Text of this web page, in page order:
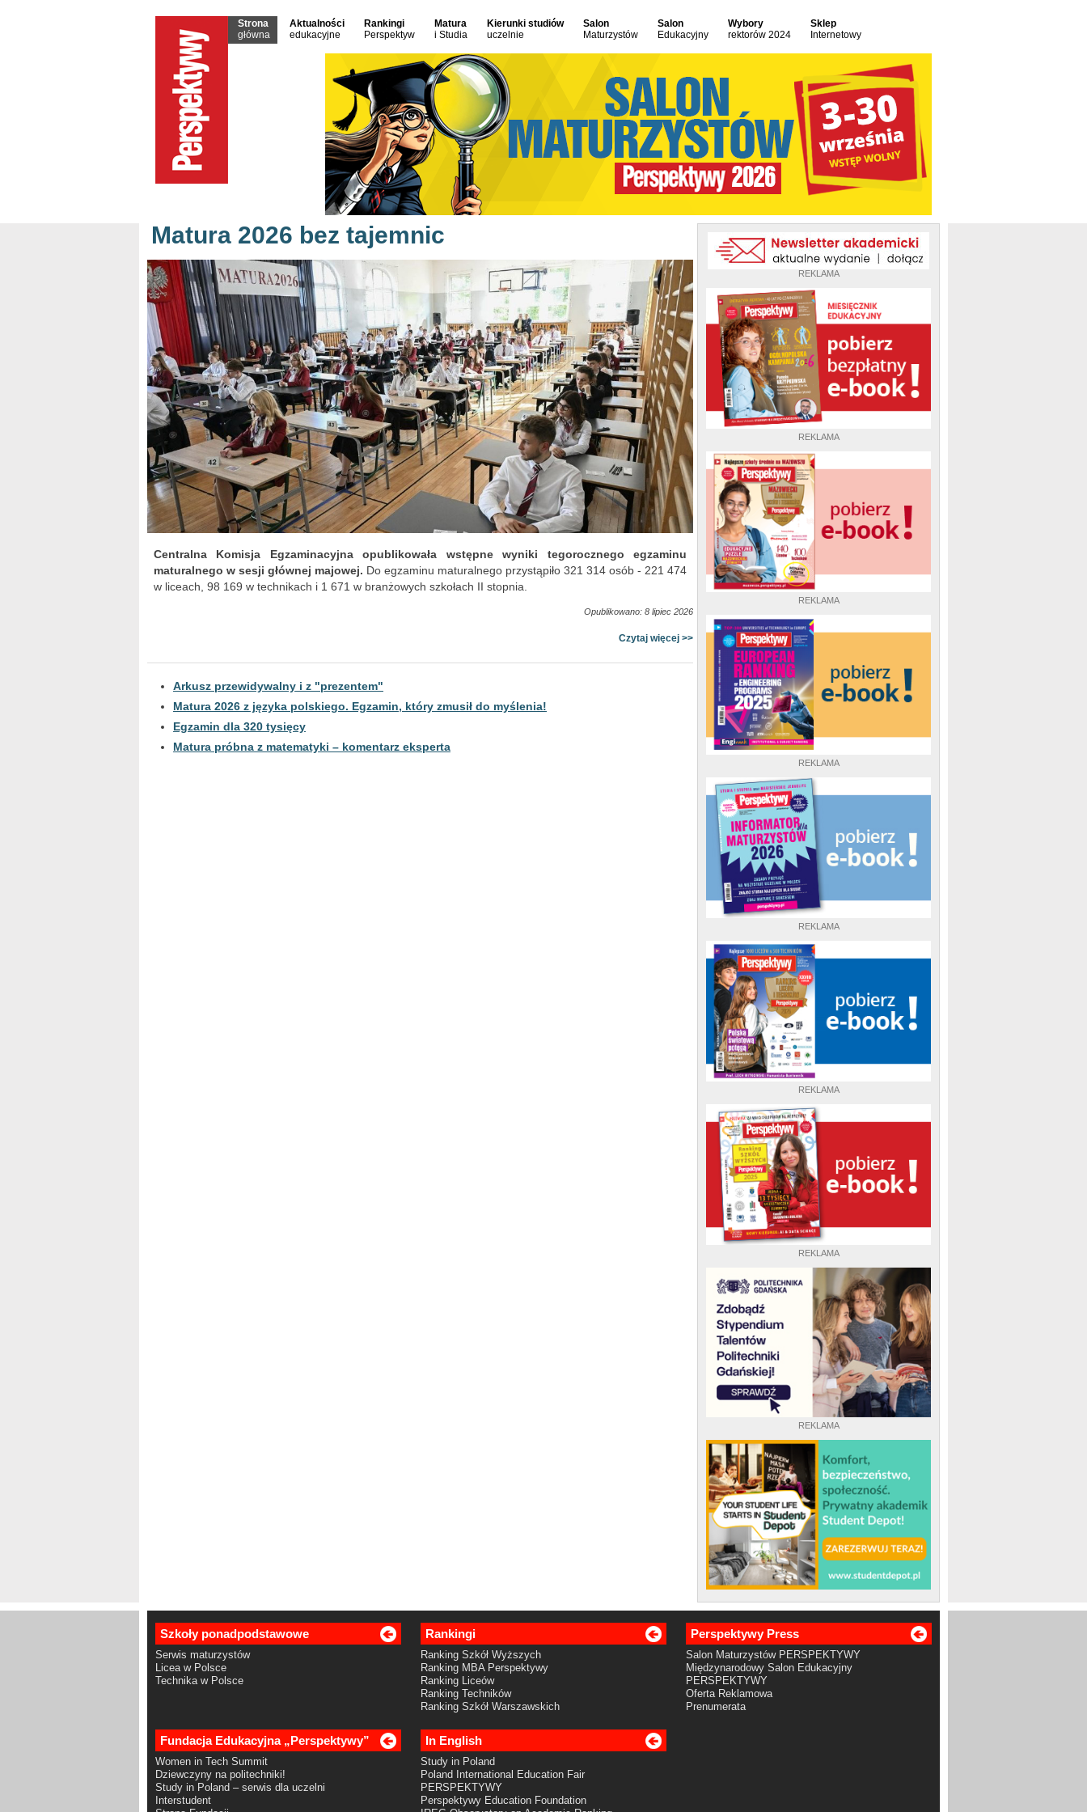
Strona
główna
Aktualności
edukacyjne
Rankingi
Perspektyw
Matura
i Studia
Kierunki studiów
uczelnie
Salon
Maturzystów
Salon
Edukacyjny
Wybory
rektorów 2024
Sklep
Internetowy
REKLAMA
REKLAMA
REKLAMA
REKLAMA
REKLAMA
REKLAMA
REKLAMA
REKLAMA
Matura 2026 bez tajemnic
Centralna Komisja Egzaminacyjna opublikowała wstępne wyniki tegorocznego egzaminu
maturalnego w sesji głównej majowej. Do egzaminu maturalnego przystąpiło 321 314 osób - 221 474
w liceach, 98 169 w technikach i 1 671 w branżowych szkołach II stopnia.
Opublikowano: 8 lipiec 2026
Czytaj więcej >>
Arkusz przewidywalny i z "prezentem"
Matura 2026 z języka polskiego. Egzamin, który zmusił do myślenia!
Egzamin dla 320 tysięcy
Matura próbna z matematyki – komentarz eksperta
Szkoły ponadpodstawowe
Serwis maturzystów
Licea w Polsce
Technika w Polsce
Rankingi
Ranking Szkół Wyższych
Ranking MBA Perspektywy
Ranking Liceów
Ranking Techników
Ranking Szkół Warszawskich
Perspektywy Press
Salon Maturzystów PERSPEKTYWY
Międzynarodowy Salon Edukacyjny
PERSPEKTYWY
Oferta Reklamowa
Prenumerata
Fundacja Edukacyjna „Perspektywy”
Women in Tech Summit
Dziewczyny na politechniki!
Study in Poland – serwis dla uczelni
Interstudent
In English
Study in Poland
Poland International Education Fair
PERSPEKTYWY
Perspektywy Education Foundation